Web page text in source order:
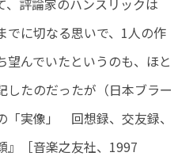
、評論家のハンスリックは
でに切なる思いで、1人の作
望んでいたというのも、ほと
したのだったが（日本ブラー
「実像」 回想録、交友録、
』［音楽之友社、1997